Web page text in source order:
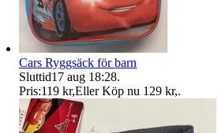
Cars Ryggsäck för barn
Sluttid17 aug 18:28.
Pris:119 kr,Eller Köp nu 129 kr,.